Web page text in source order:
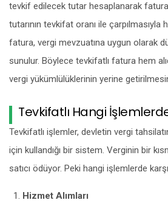
tevkif edilecek tutar hesaplanarak
tutarının tevkifat oranı ile çarpılmasıyla
fatura, vergi mevzuatına uygun olarak
sunulur. Böylece tevkifatlı fatura hem
vergi yükümlülüklerinin yerine
Tevkifatlı Hangi
Tevkifatlı işlemler, devletin vergi
için kullandığı bir sistem. Verginin bir
satıcı ödüyor. Peki hangi işlemlerde
Hizmet Alımları